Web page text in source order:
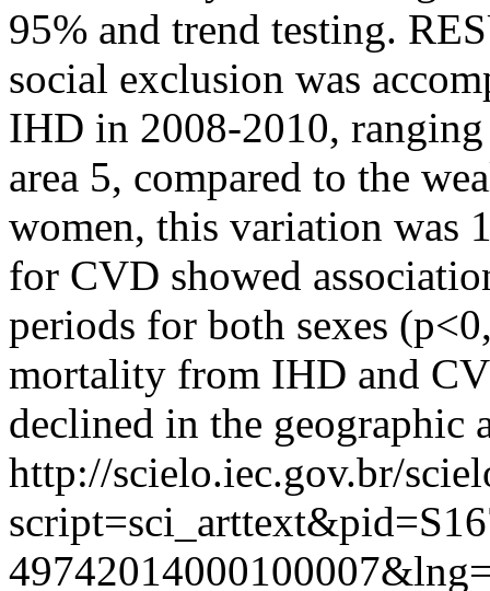
95% and trend testing.
social exclusion was
IHD in 2008-2010,
area 5, compared to the
women, this variation was
for CVD showed
periods for both sexes
mortality from IHD and
declined in the geographic
http://scielo.iec.gov.br/